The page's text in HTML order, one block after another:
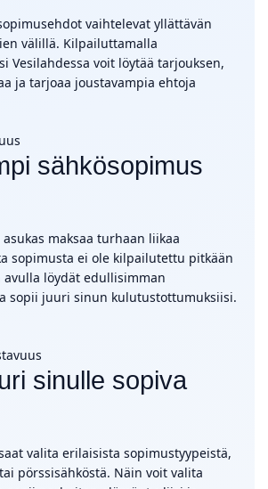
vaihtelevat yllättävän
välillä. Kilpailuttamalla
Vesilahdessa voit löytää tarjouksen,
ja tarjoaa joustavampia ehtoja
sähkösopimus
maksaa turhaan liikaa
sopimusta ei ole kilpailutettu pitkään
avulla löydät edullisimman
sopii juuri sinun kulutustottumuksiisi.
sinulle sopiva
valita erilaisista sopimustyypeistä,
pörssisähköstä. Näin voit valita